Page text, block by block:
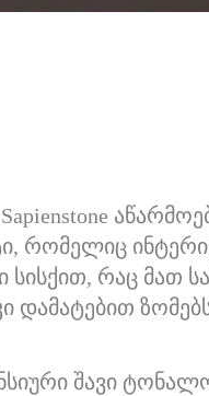
Sapienstone
რომელიც
სისქით, რაც მათ
დამატებით
შავი